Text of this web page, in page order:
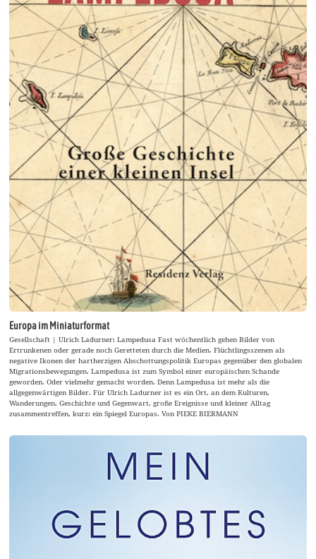
Europa im Miniaturformat
Gesellschaft | Ulrich Ladurner: Lampedusa Fast wöchentlich gehen Bilder von
Ertrunkenen oder gerade noch Geretteten durch die Medien. Flüchtlingsszenen als
negative Ikonen der hartherzigen Abschottungspolitik Europas gegenüber den globalen
Migrationsbewegungen. Lampedusa ist zum Symbol einer europäischen Schande
geworden. Oder vielmehr gemacht worden. Denn Lampedusa ist mehr als die
allgegenwärtigen Bilder. Für Ulrich Ladurner ist es ein Ort, an dem Kulturen,
Wanderungen, Geschichte und Gegenwart, große Ereignisse und kleiner Alltag
zusammentreffen, kurz: ein Spiegel Europas. Von PIEKE BIERMANN